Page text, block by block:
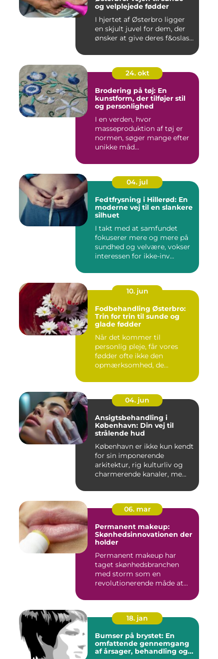
og velplejede fødder
I hjertet af Østerbro ligger
en skjult juvel for dem, der
ønsker at give deres f&oslas...
24. okt
Brodering på tøj: En
kunstform, der tilføjer stil
og personlighed
I en verden, hvor
masseproduktion af tøj er
normen, søger mange efter
unikke måd...
04. jul
Fedtfrysning i Hillerød: En
moderne vej til en slankere
silhuet
I takt med at samfundet
fokuserer mere og mere på
sundhed og velvære, vokser
interessen for ikke-inv...
10. jun
Fodbehandling Østerbro:
Trin for trin til sunde og
glade fødder
Når det kommer til
personlig pleje, får vores
fødder ofte ikke den
opmærksomhed, de
04. jun
Ansigtsbehandling i
København: Din vej til
strålende hud
København er ikke kun kendt
for sin imponerende
arkitektur, rig kulturliv og
charmerende kanaler, me...
06. mar
Permanent makeup:
Skønhedsinnovationen der
holder
Permanent makeup har
taget skønhedsbranchen
med storm som en
revolutionerende måde at
18. jan
Bumser på brystet: En
omfattende gennemgang
af årsager, behandling og